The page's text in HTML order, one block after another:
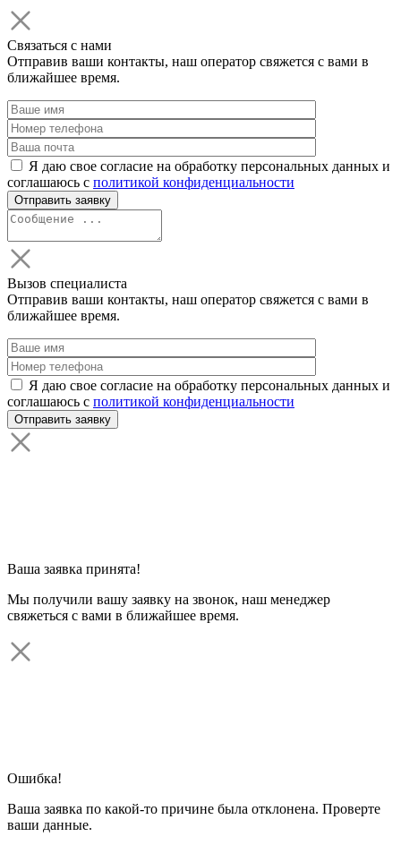
Связаться с нами
Отправив ваши контакты, наш оператор свяжется с вами в
ближайшее время.
Я даю свое согласие на обработку персональных данных и
соглашаюсь с политикой конфиденциальности
Вызов специалиста
Отправив ваши контакты, наш оператор свяжется с вами в
ближайшее время.
Я даю свое согласие на обработку персональных данных и
соглашаюсь с политикой конфиденциальности
Ваша заявка принята!
Мы получили вашу заявку на звонок, наш менеджер
свяжеться с вами в ближайшее время.
Ошибка!
Ваша заявка по какой-то причине была отклонена. Проверте
ваши данные.